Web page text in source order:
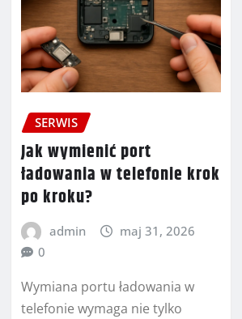
SERWIS
Jak wymienić port
ładowania w telefonie krok
po kroku?
admin
maj 31, 2026
0
Wymiana portu ładowania w
telefonie wymaga nie tylko